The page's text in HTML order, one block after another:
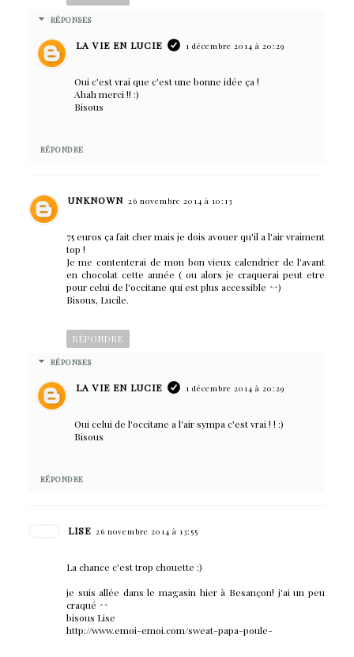
RÉPONSES
LA VIE EN LUCIE 1 décembre 2014 à 20:29
Oui c'est vrai que c'est une bonne idée ça !
Ahah merci !! :)
Bisous
RÉPONDRE
UNKNOWN 26 novembre 2014 à 10:13
75 euros ça fait cher mais je dois avouer qu'il a l'air vraiment
top !
Je me contenterai de mon bon vieux calendrier de l'avant
en chocolat cette année ( ou alors je craquerai peut etre
pour celui de l'occitane qui est plus accessible ^^)
Bisous, Lucile.
RÉPONDRE
RÉPONSES
LA VIE EN LUCIE 1 décembre 2014 à 20:29
Oui celui de l'occitane a l'air sympa c'est vrai ! ! :)
Bisous
RÉPONDRE
LISE 26 novembre 2014 à 13:55
La chance c'est trop chouette :)
je suis allée dans le magasin hier à Besançon! j'ai un peu
craqué ^^
bisous Lise
http://www.emoi-emoi.com/sweat-papa-poule-